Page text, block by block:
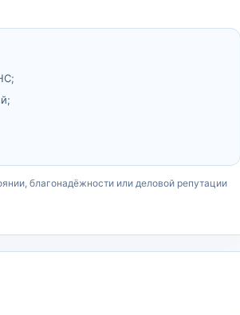
благонадёжности или деловой репутации